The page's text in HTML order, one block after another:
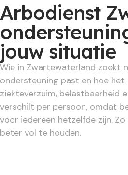
Arbodienst
jouw situatie
Wie in Zwartewaterland zoekt
ondersteuning past en hoe
ziekteverzuim, belastbaarheid
verschilt per persoon, omdat
voor iedereen hetzelfde zijn.
beter vol te houden.